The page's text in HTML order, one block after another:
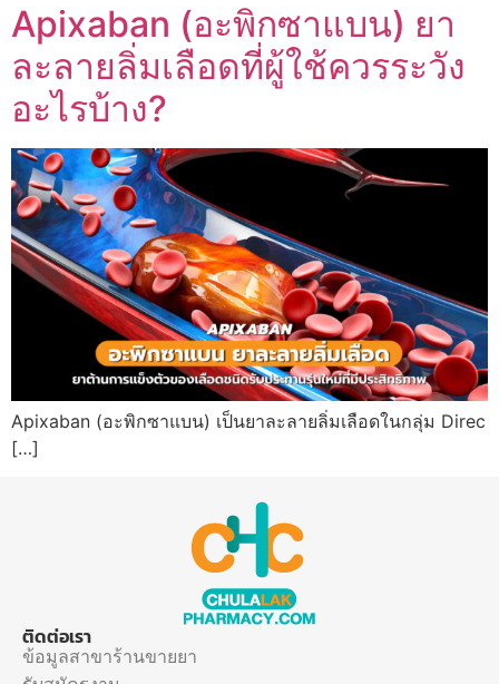
Apixaban (อะพิกซาแบน) ยา
ละลายลิ่มเลือดที่ผู้ใช้ควรระวัง
อะไรบ้าง?
Apixaban (อะพิกซาแบน) เป็นยาละลายลิ่มเลือดในกลุ่ม Direc
[…]
ติดต่อเรา
ข้อมูลสาขาร้านขายยา